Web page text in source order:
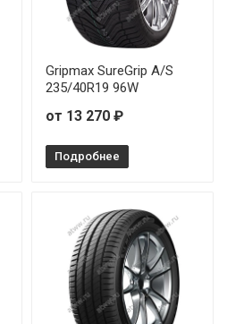
Gripmax SureGrip A/S
235/40R19 96W
от 13 270 ₽
Подробнее